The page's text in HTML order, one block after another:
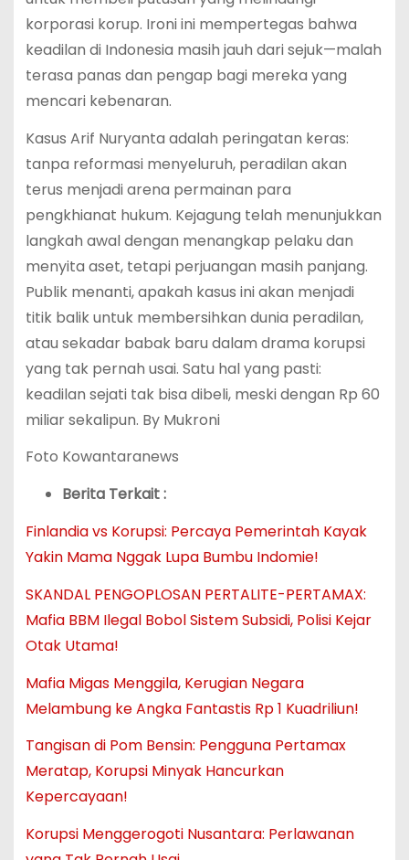
korporasi korup. Ironi ini mempertegas bahwa
keadilan di Indonesia masih jauh dari sejuk—malah
terasa panas dan pengap bagi mereka yang
mencari kebenaran.
Kasus Arif Nuryanta adalah peringatan keras:
tanpa reformasi menyeluruh, peradilan akan
terus menjadi arena permainan para
pengkhianat hukum. Kejagung telah menunjukkan
langkah awal dengan menangkap pelaku dan
menyita aset, tetapi perjuangan masih panjang.
Publik menanti, apakah kasus ini akan menjadi
titik balik untuk membersihkan dunia peradilan,
atau sekadar babak baru dalam drama korupsi
yang tak pernah usai. Satu hal yang pasti:
keadilan sejati tak bisa dibeli, meski dengan Rp 60
miliar sekalipun. By Mukroni
Foto Kowantaranews
Berita Terkait :
Finlandia vs Korupsi: Percaya Pemerintah Kayak
Yakin Mama Nggak Lupa Bumbu Indomie!
SKANDAL PENGOPLOSAN PERTALITE-PERTAMAX:
Mafia BBM Ilegal Bobol Sistem Subsidi, Polisi Kejar
Otak Utama!
Mafia Migas Menggila, Kerugian Negara
Melambung ke Angka Fantastis Rp 1 Kuadriliun!
Tangisan di Pom Bensin: Pengguna Pertamax
Meratap, Korupsi Minyak Hancurkan
Kepercayaan!
Korupsi Menggerogoti Nusantara: Perlawanan